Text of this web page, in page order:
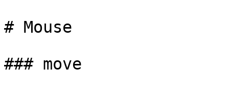
# Mouse
### move